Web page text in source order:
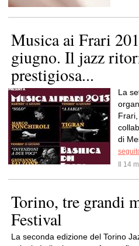
Musica ai Frari
giugno. Il jazz
prestigiosa...
La
di
Il 14
Torino, tre grandi
Festival
La seconda edizione del Torino